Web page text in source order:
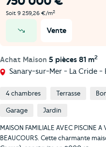
Soit 9 259,26 €/m2
Vente
Achat Maison 5 pièces 81 m2
Sanary-sur-Mer - La Cride -
4 chambres Terrasse
Garage Jardin
MAISON FAMILIALE AVEC PISCINE A
BEAUCOURS. Cette charmante